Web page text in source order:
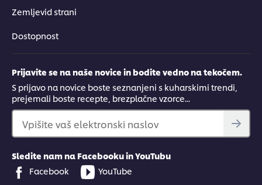
Zemljevid strani
Dostopnost
Prijavite se na naše novice in bodite vedno na tekočem.
S prijavo na novice boste seznanjeni s kuharskimi trendi,
prejemali boste recepte, brezplačne vzorce...
Vpišite vaš elektronski naslov
Sledite nam na Facebooku in YouTubu
Facebook
YouTube